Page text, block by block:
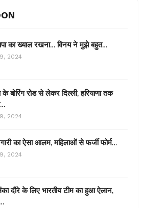
का ख्याल रखना… विनय ने मुझे बहुत…
2024
के बोरिंग रोड से लेकर दिल्ली, हरियाणा तक
2024
का ऐसा आलम, महिलाओं से फर्जी फोर्म…
2024
दौरे के लिए भारतीय टीम का हुआ ऐलान,